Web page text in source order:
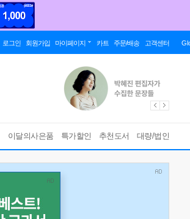
로그인 회원가입 마이페이지 카트 주문/배송 고객센터
이달의사은품 특가할인 추천도서 대량/법인